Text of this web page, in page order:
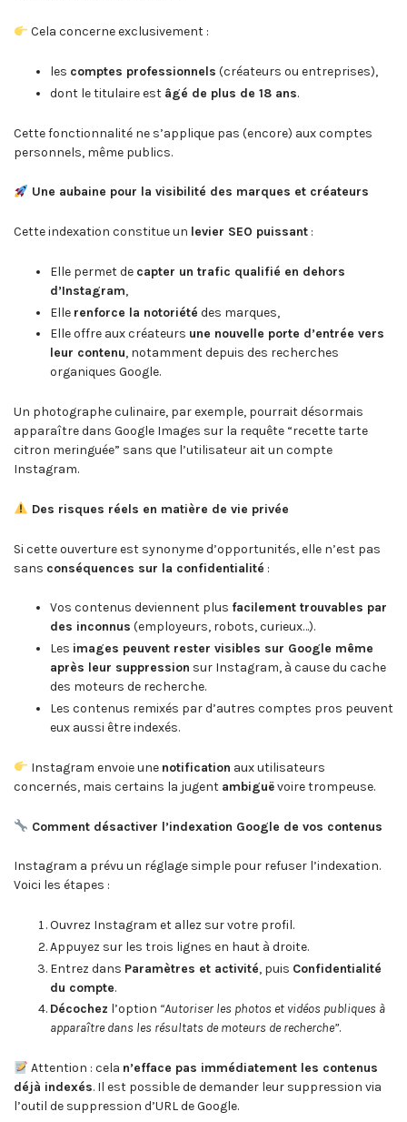
Cela concerne exclusivement :
les comptes professionnels (créateurs ou entreprises),
dont le titulaire est âgé de plus de 18 ans.
Cette fonctionnalité ne s’applique pas (encore) aux comptes
personnels, même publics.
Une aubaine pour la visibilité des marques et créateurs
Cette indexation constitue un levier SEO puissant :
Elle permet de capter un trafic qualifié en dehors
d’Instagram,
Elle renforce la notoriété des marques,
Elle offre aux créateurs une nouvelle porte d’entrée vers
leur contenu, notamment depuis des recherches
organiques Google.
Un photographe culinaire, par exemple, pourrait désormais
apparaître dans Google Images sur la requête “recette tarte
citron meringuée” sans que l’utilisateur ait un compte
Instagram.
Des risques réels en matière de vie privée
Si cette ouverture est synonyme d’opportunités, elle n’est pas
sans conséquences sur la confidentialité :
Vos contenus deviennent plus facilement trouvables par
des inconnus (employeurs, robots, curieux…).
Les images peuvent rester visibles sur Google même
après leur suppression sur Instagram, à cause du cache
des moteurs de recherche.
Les contenus remixés par d’autres comptes pros peuvent
eux aussi être indexés.
Instagram envoie une notification aux utilisateurs
concernés, mais certains la jugent ambiguëvoire trompeuse.
Comment désactiver l’indexation Google de vos contenus
Instagram a prévu un réglage simple pour refuser l’indexation.
Voici les étapes :
Ouvrez Instagram et allez sur votre profil.
Appuyez sur les trois lignes en haut à droite.
Entrez dans Paramètres et activité, puis Confidentialité
du compte.
Décochez l’option “Autoriser les photos et vidéos publiques à
apparaître dans les résultats de moteurs de recherche”.
Attention : cela n’efface pas immédiatement les contenus
déjà indexés. Il est possible de demander leur suppression via
l’outil de suppression d’URL de Google.